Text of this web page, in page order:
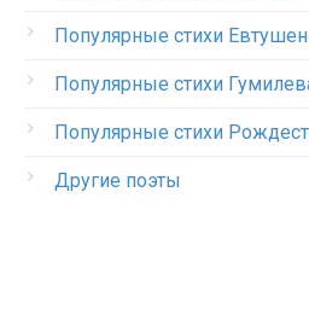
Популярные стихи
Популярные стихи
Популярные стихи
Другие поэты